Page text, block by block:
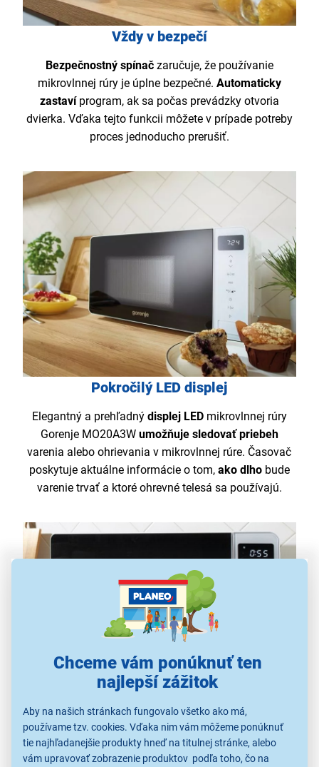
Chceme vám ponúknuť ten
najlepší zážitok
Aby na našich stránkach fungovalo všetko ako má,
používame tzv. cookies. Vďaka nim vám môžeme ponúknuť
tie najhľadanejšie produkty hneď na titulnej stránke, alebo
vám upravovať zobrazenie produktov podľa toho, čo na
Vždy v bezpečí
Bezpečnostný spínačzaručuje, že používanie
mikrovlnnej rúry je úplne bezpečné. Automaticky
zastaví program, ak sa počas prevádzky otvoria
dvierka. Vďaka tejto funkcii môžete v prípade potreby
proces jednoducho prerušiť.
Pokročilý LED displej
Elegantný a prehľadný displej LEDmikrovlnnej rúry
Gorenje MO20A3W umožňuje sledovať priebeh
varenia alebo ohrievania v mikrovlnnej rúre. Časovač
poskytuje aktuálne informácie o tom,ako dlhobude
varenie trvať a ktoré ohrevné telesá sa používajú.
Rýchly ohrev jedla